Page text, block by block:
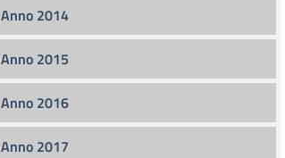
Anno 2014
Anno 2015
Anno 2016
Anno 2017